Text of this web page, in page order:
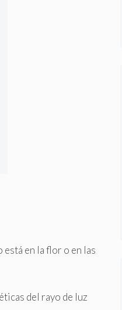
está en la flor o en las
del rayo de luz